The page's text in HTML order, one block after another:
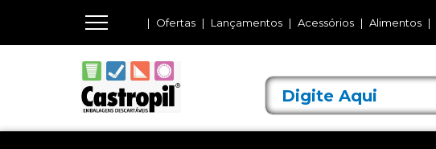
Ofertas Lançamentos Acessórios Alimentos